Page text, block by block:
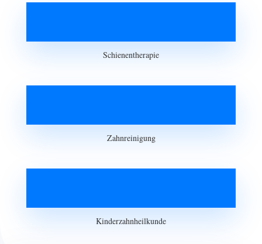
Schienentherapie
Zahnreinigung
Kinderzahnheilkunde